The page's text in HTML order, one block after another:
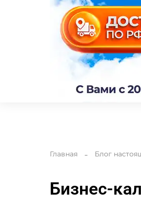
Главная Блог
Бизнес-